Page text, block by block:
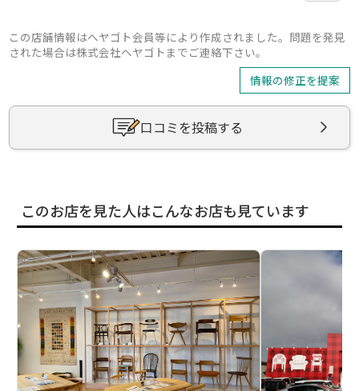
この店舗情報はヘヤゴト会員等により作成されました。問題を発見
された場合は株式会社ヘヤゴトまでご連絡下さい。
情報の修正を提案
口コミを投稿する
このお店を見た人はこんなお店も見ています